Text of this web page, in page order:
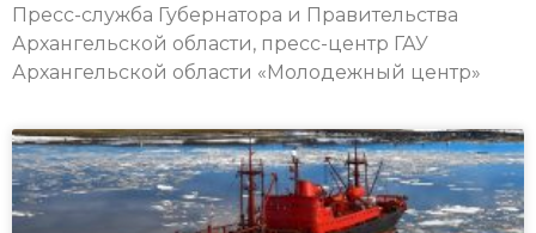
Пресс-служба Губернатора и Правительства
Архангельской области, пресс-центр ГАУ
Архангельской области «Молодежный центр»